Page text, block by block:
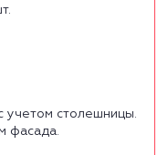
учетом столешницы.
фасада.